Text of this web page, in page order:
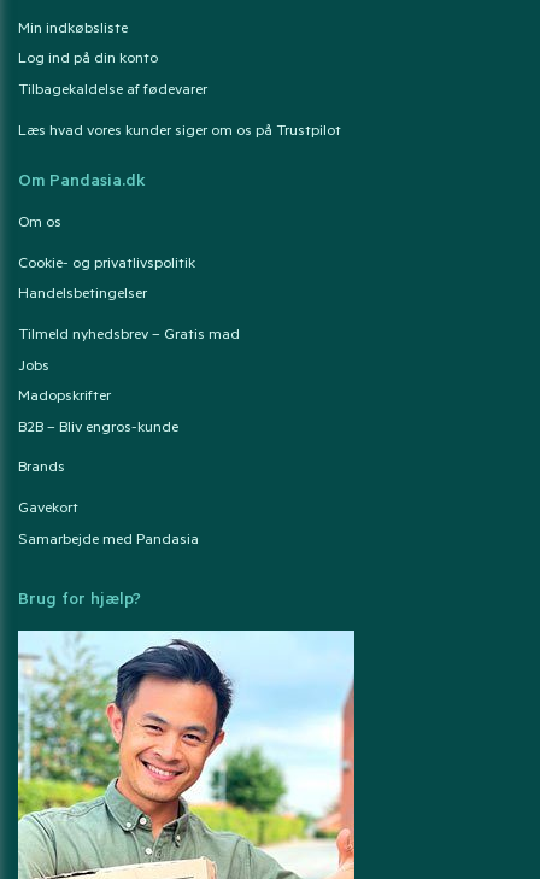
Min indkøbsliste
Log ind på din konto
Tilbagekaldelse af fødevarer
Læs hvad vores kunder siger om os på Trustpilot
Om Pandasia.dk
Om os
Cookie- og privatlivspolitik
Handelsbetingelser
Tilmeld nyhedsbrev – Gratis mad
Jobs
Madopskrifter
B2B – Bliv engros-kunde
Brands
Gavekort
Samarbejde med Pandasia
Brug for hjælp?